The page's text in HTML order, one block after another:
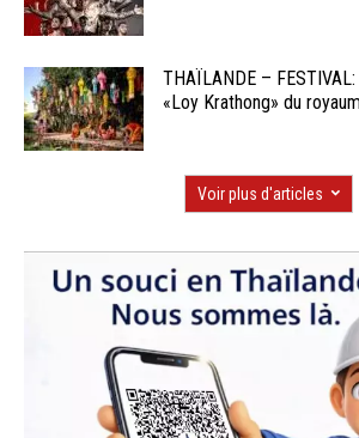
THAÏLANDE –
«Loy Krathong» du
Voir plus d'articles